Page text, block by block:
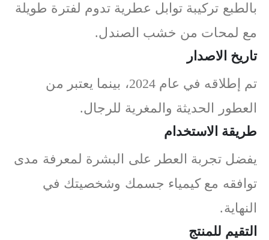
بالطبع تركيبة توابل عطرية تدوم لفترة طويلة
مع لمحات من خشب الصندل.
تاريخ الاصدار
تم إطلاقه في عام 2024، بينما يعتبر من
العطور الحديثة والمغرية للرجال.
طريقة الاستخدام
يفضل تجربة العطر على البشرة لمعرفة مدى
توافقه مع كيمياء جسمك وشخصيتك في
النهاية.
التقيم للمنتج